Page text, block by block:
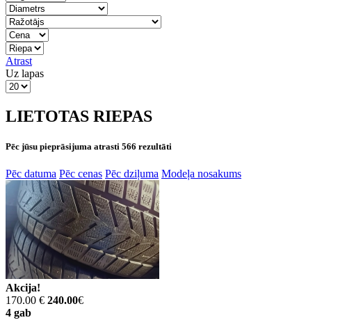
Atrast
Uz lapas
LIETOTAS RIEPAS
Pēc jūsu pieprāsijuma atrasti 566 rezultāti
Pēc datuma Pēc cenas Pēc dziļuma Modeļa nosakums
Akcija!
170.00 € 240.00€
4 gab